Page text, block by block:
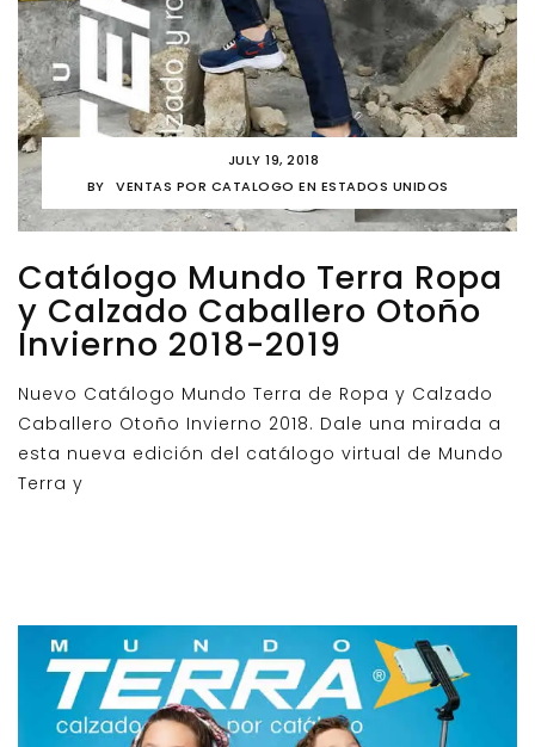
JULY 19, 2018
BY
VENTAS POR CATALOGO EN ESTADOS UNIDOS
Catálogo Mundo Terra Ropa
y Calzado Caballero Otoño
Invierno 2018-2019
Nuevo Catálogo Mundo Terra de Ropa y Calzado
Caballero Otoño Invierno 2018. Dale una mirada a
esta nueva edición del catálogo virtual de Mundo
Terra y